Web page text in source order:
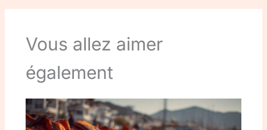
Vous allez aimer
également